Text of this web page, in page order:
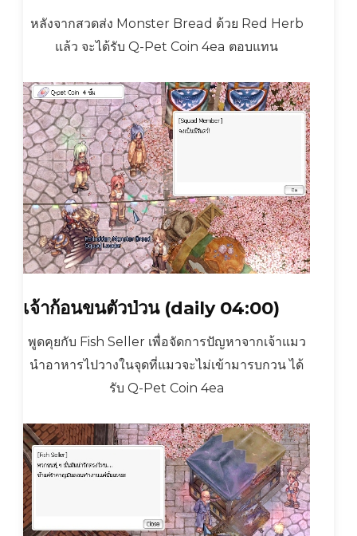
หลังจากสวดส่ง Monster Bread ด้วย Red Herb
แล้ว จะได้รับ Q-Pet Coin 4ea ตอบแทน
เจ้าก้อนขนตัวป่วน (daily 04:00)
พูดคุยกับ Fish Seller เพื่อจัดการปัญหาจากเจ้าแมว
นำอาหารไปวางในจุดที่แมวจะไม่เข้ามารบกวน ได้
รับ Q-Pet Coin 4ea